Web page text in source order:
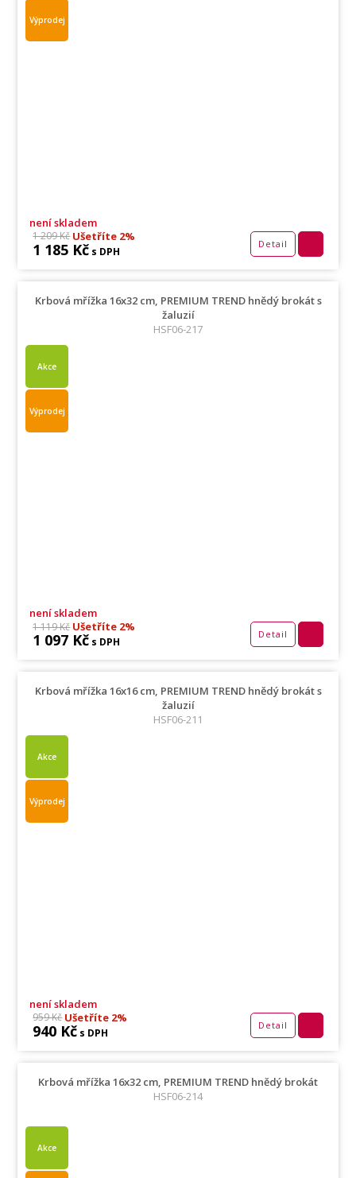
Výprodej
není skladem
1 209 KčUšetříte 2%
1 185 Kč s DPH
Detail
Krbová mřížka 16x32 cm, PREMIUM TREND hnědý brokát s
žaluzií
HSF06-217
Akce
Výprodej
není skladem
1 119 KčUšetříte 2%
1 097 Kč s DPH
Detail
Krbová mřížka 16x16 cm, PREMIUM TREND hnědý brokát s
žaluzií
HSF06-211
Akce
Výprodej
není skladem
959 KčUšetříte 2%
940 Kč s DPH
Detail
Krbová mřížka 16x32 cm, PREMIUM TREND hnědý brokát
HSF06-214
Akce